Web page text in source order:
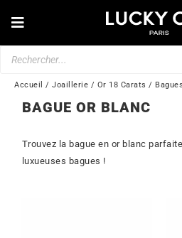
auToggle
Navigation
BRACELETS
COLLIERS
BAGUES
BOUCLES D’OREILLES
Accueil / Joaillerie / Or 18 Carats / Bagues
BAGUE OR BLANC
Trouvez la bague en or blanc
luxueuses bagues !